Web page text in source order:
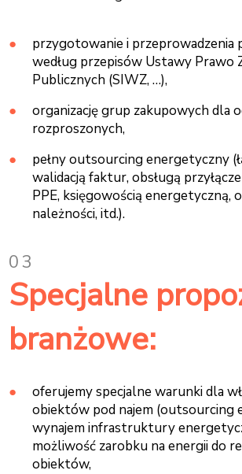
przygotowanie i przeprowadzenia
według przepisów Ustawy Prawo
Publicznych (SIWZ, …),
organizację grup zakupowych dla
rozproszonych,
pełny outsourcing energetyczny
walidacją faktur, obsługą
PPE, księgowością energetyczną,
należności, itd.).
03
Specjalne
branżowe:
oferujemy specjalne warunki dla
obiektów pod najem (outsourcing
wynajem infrastruktury
możliwość zarobku na energii do
obiektów,